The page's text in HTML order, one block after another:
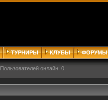
ТУРНИРЫ КЛУБЫ ФОРУМЫ
Пользователей онлайн: 0